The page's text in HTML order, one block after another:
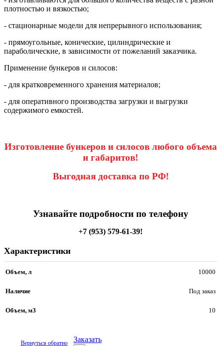
плотностью и вязкостью;
- стационарные модели для непрерывного использования;
- прямоугольные, конические, цилиндрические и
параболические, в зависимости от пожеланий заказчика.
Применение бункеров и силосов:
- для кратковременного хранения материалов;
- для оперативного производства загрузки и выгрузки
содержимого емкостей.
Изготовление бункеров и силосов любого объема
и габаритов!
Выгодная доставка по РФ!
Узнавайте подробности по телефону
+7 (953) 579-61-39!
Характеристики
Объем, л 10000
Наличие Под заказ
Объем, м3 10
Вернуться обратно Заказать